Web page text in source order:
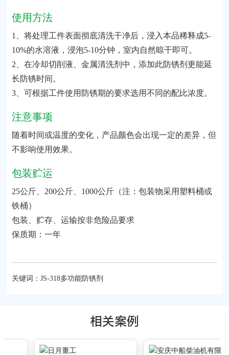
使用方法
1、将处理工件表面彻底清洗干净后，浸入本品稀释成5-
10%的水溶液，浸泡5-10分钟，室内自然晾干即可。
2、在冷却切削液、金属清洗剂中，添加此防锈剂更能延
长防锈时间。
3、可根据工件使用防锈期的要求选用不同的配比浓度。
注意事项
随着时间或温度的变化，产品颜色会出现一定的差异，但
不影响使用效果。
包装贮运
25公斤、200公斤、1000公斤（注：包装物采用塑料桶或
铁桶）
包装、贮存、运输按非危险品要求
保质期：一年
关键词：JS-318多功能防锈剂
相关案例